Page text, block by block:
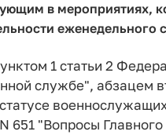
в мероприятиях,
еженедельного
1 статьи 2
службе", абзацем
651 "Вопросы